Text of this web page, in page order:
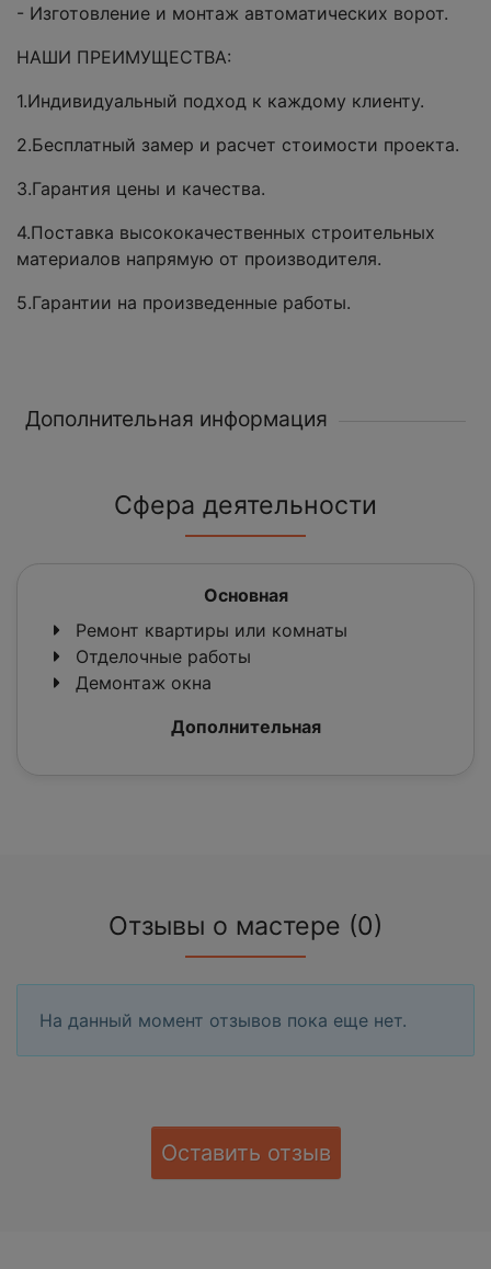
- Изготовление и монтаж автоматических ворот.
НАШИ ПРЕИМУЩЕСТВА:
1.Индивидуальный подход к каждому клиенту.
2.Бесплатный замер и расчет стоимости проекта.
3.Гарантия цены и качества.
4.Поставка высококачественных строительных
материалов напрямую от производителя.
5.Гарантии на произведенные работы.
Дополнительная информация
Сфера деятельности
Основная
Ремонт квартиры или комнаты
Отделочные работы
Демонтаж окна
Дополнительная
Отзывы о мастере (0)
На данный момент отзывов пока еще нет.
Оставить отзыв